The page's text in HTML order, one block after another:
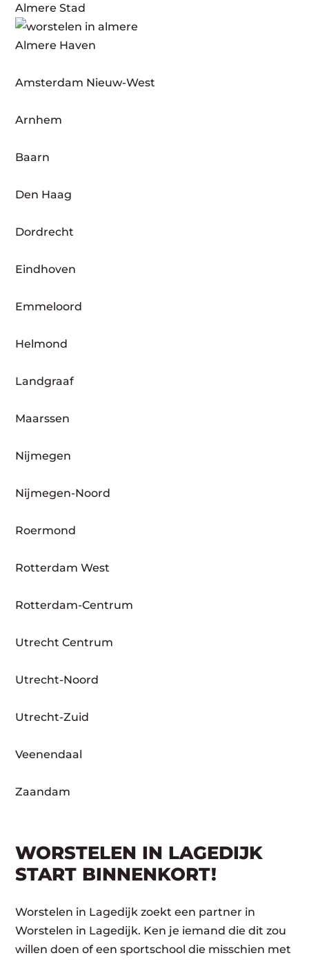
Almere Stad
Almere Haven
Amsterdam Nieuw-West
Arnhem
Baarn
Den Haag
Dordrecht
Eindhoven
Emmeloord
Helmond
Landgraaf
Maarssen
Nijmegen
Nijmegen-Noord
Roermond
Rotterdam West
Rotterdam-Centrum
Utrecht Centrum
Utrecht-Noord
Utrecht-Zuid
Veenendaal
Zaandam
WORSTELEN IN LAGEDIJK
START BINNENKORT!
Worstelen in Lagedijk zoekt een partner in
Worstelen in Lagedijk. Ken je iemand die dit zou
willen doen of een sportschool die misschien met